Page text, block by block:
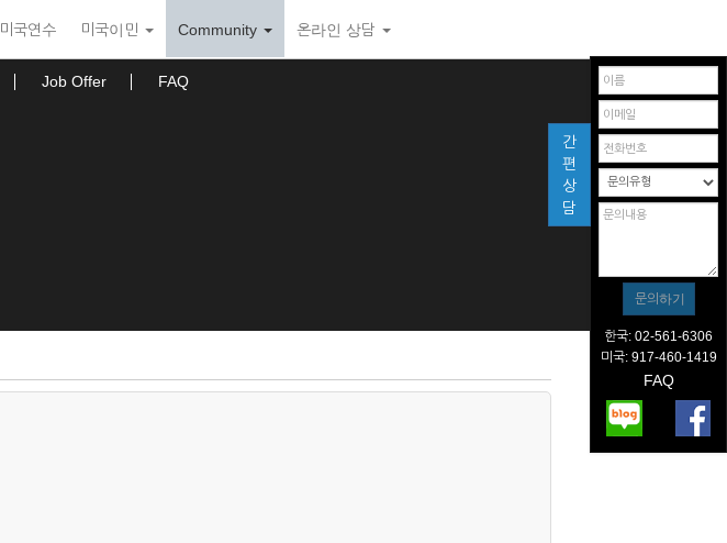
미국연수 미국이민 Community 온라인 상담
Job Offer FAQ
간
편
상
담
한국: 02-561-6306
미국: 917-460-1419
FAQ